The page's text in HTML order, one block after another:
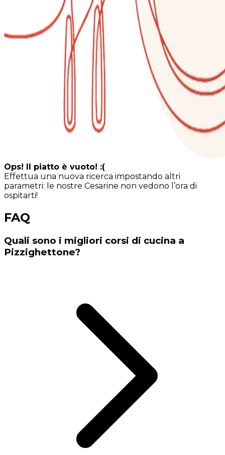
Ops! Il piatto è vuoto! :(
Effettua una nuova ricerca impostando altri
parametri: le nostre Cesarine non vedono l’ora di
ospitarti!
FAQ
Quali sono i migliori corsi di cucina a
Pizzighettone?